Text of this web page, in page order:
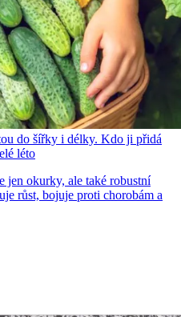
do šířky i délky. Kdo ji přidá
léto
jen okurky, ale také robustní
růst, bojuje proti chorobám a